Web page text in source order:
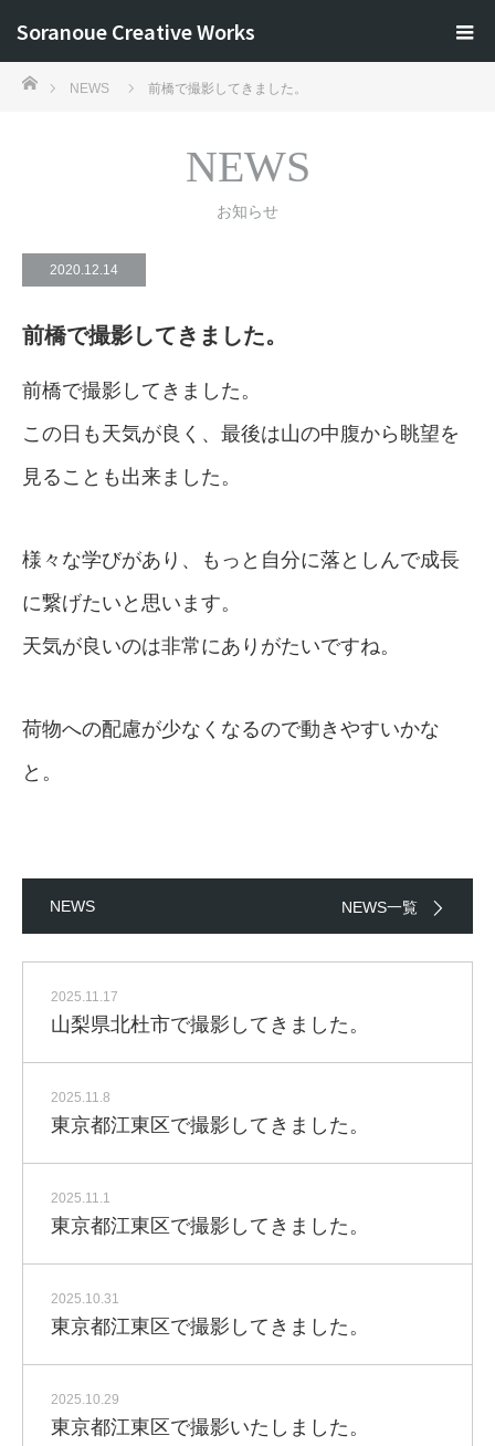
Soranoue Creative Works
ホームNEWS 前橋で撮影してきました。
NEWS
お知らせ
2020.12.14
前橋で撮影してきました。
前橋で撮影してきました。
この日も天気が良く、最後は山の中腹から眺望を
見ることも出来ました。
様々な学びがあり、もっと自分に落としんで成長
に繋げたいと思います。
天気が良いのは非常にありがたいですね。
荷物への配慮が少なくなるので動きやすいかな
と。
NEWS NEWS一覧
2025.11.17
山梨県北杜市で撮影してきました。
2025.11.8
東京都江東区で撮影してきました。
2025.11.1
東京都江東区で撮影してきました。
2025.10.31
東京都江東区で撮影してきました。
2025.10.29
東京都江東区で撮影いたしました。